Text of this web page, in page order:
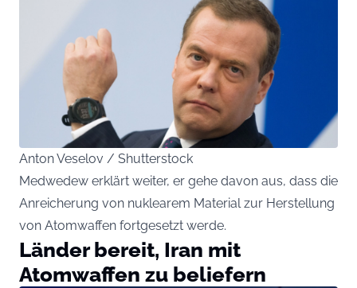
Anton Veselov / Shutterstock
Medwedew erklärt weiter, er gehe davon aus, dass die
Anreicherung von nuklearem Material zur Herstellung
von Atomwaffen fortgesetzt werde.
Länder bereit, Iran mit
Atomwaffen zu beliefern